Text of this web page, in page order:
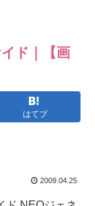
ド｜【画
はてブ
2009.04.25